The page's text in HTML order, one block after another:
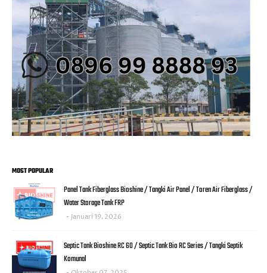
MOST POPULAR
Panel Tank Fiberglass Bioshine / Tangki Air Panel / Toren Air Fiberglass /
Water Storage Tank FRP
Januari 19, 2026
Septic Tank Bioshine RC 60 / Septic Tank Bio RC Series / Tangki Septik
Komunal